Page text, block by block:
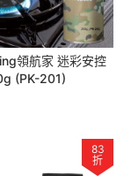
領航家 迷彩安控
(PK-201)
83
折